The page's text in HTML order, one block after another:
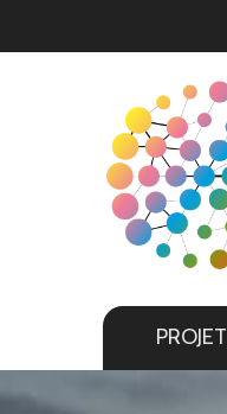
PROJET